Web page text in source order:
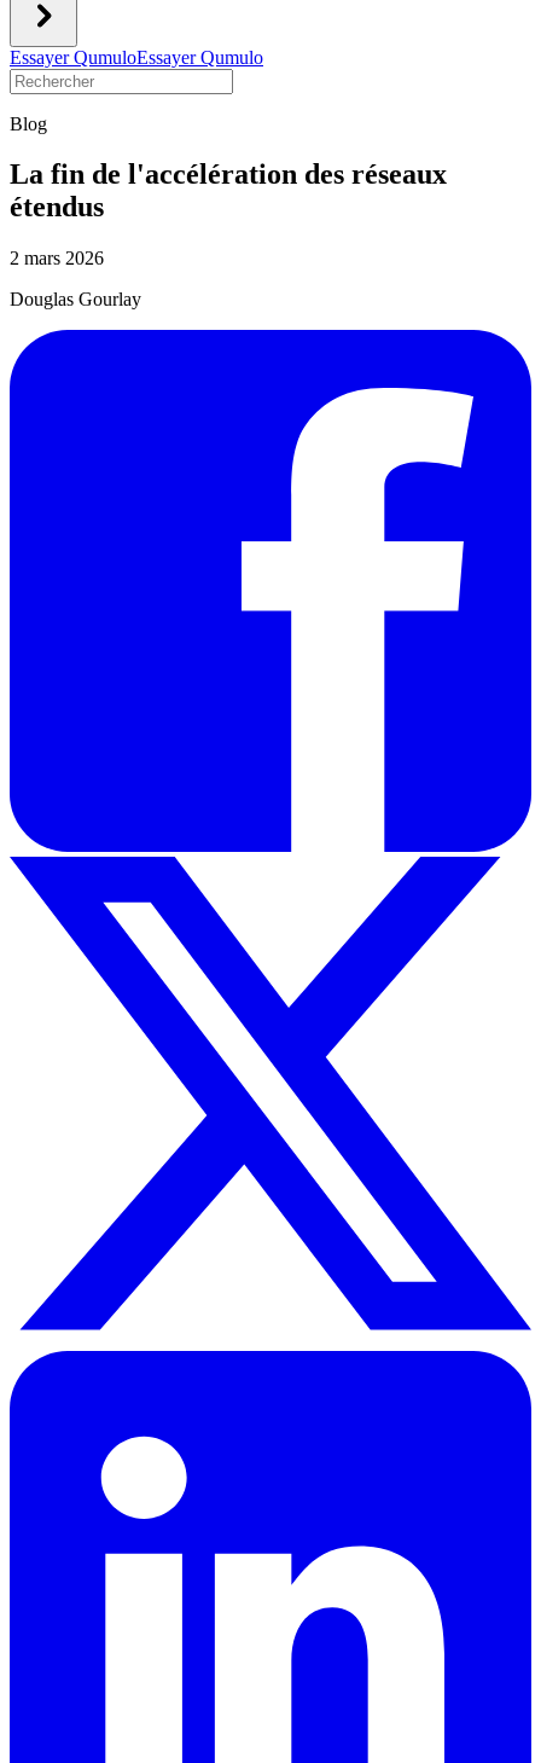
Essayer QumuloEssayer Qumulo
Blog
La fin de l'accélération des réseaux
étendus
2 mars 2026
Douglas Gourlay